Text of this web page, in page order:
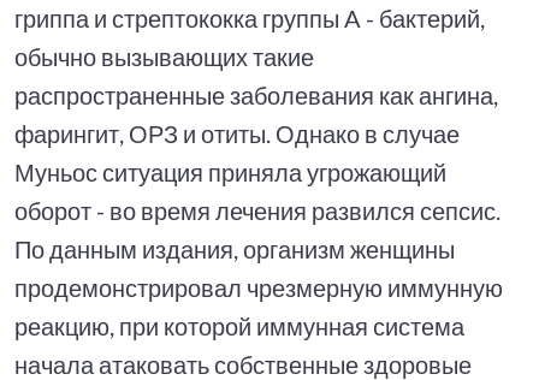
гриппа и стрептококка группы A - бактерий,
обычно вызывающих такие
распространенные заболевания как ангина,
фарингит, ОРЗ и отиты. Однако в случае
Муньос ситуация приняла угрожающий
оборот - во время лечения развился сепсис.
По данным издания, организм женщины
продемонстрировал чрезмерную иммунную
реакцию, при которой иммунная система
начала атаковать собственные здоровые